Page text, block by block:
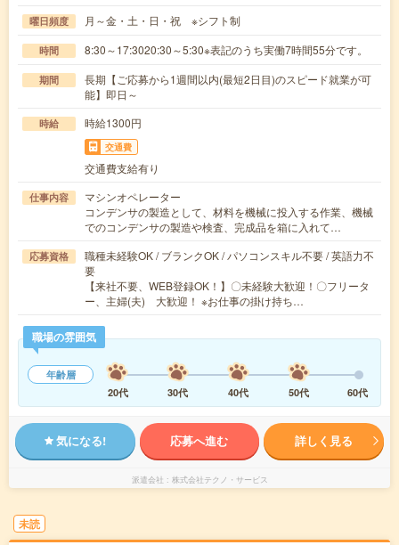
曜日頻度 月～金・土・日・祝 ※シフト制
時間 8:30～17:3020:30～5:30※表記のうち実働7時間55分です。
期間
長期【ご応募から1週間以内(最短2日目)のスピード就業が可
能】即日～
時給 時給1300円
交通費
交通費支給有り
仕事内容
マシンオペレーター
コンデンサの製造として、材料を機械に投入する作業、機械
でのコンデンサの製造や検査、完成品を箱に入れて…
応募資格
職種未経験OK / ブランクOK / パソコンスキル不要 / 英語力不
要
【来社不要、WEB登録OK！】〇未経験大歓迎！〇フリータ
ー、主婦(夫) 大歓迎！ ※お仕事の掛け持ち…
職場の雰囲気
年齢層
20代
30代 40代 50代 60代
気になる! 応募へ進む 詳しく見る
派遣会社 株式会社テクノ・サービス
未読